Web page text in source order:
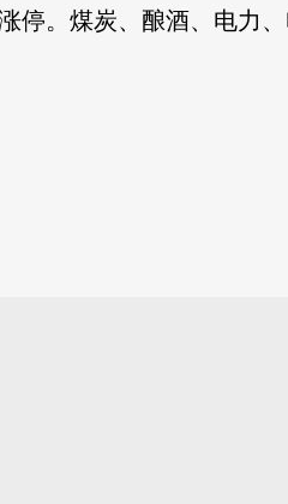
停。煤炭、酿酒、电力